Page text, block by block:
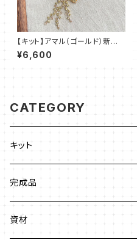
【キット】アマル（ゴールド）新川
智未
¥6,600
CATEGORY
キット
ビーズステッチ
ネックレス
ジュエリークロッシェ
完成品
ネックレス
資材